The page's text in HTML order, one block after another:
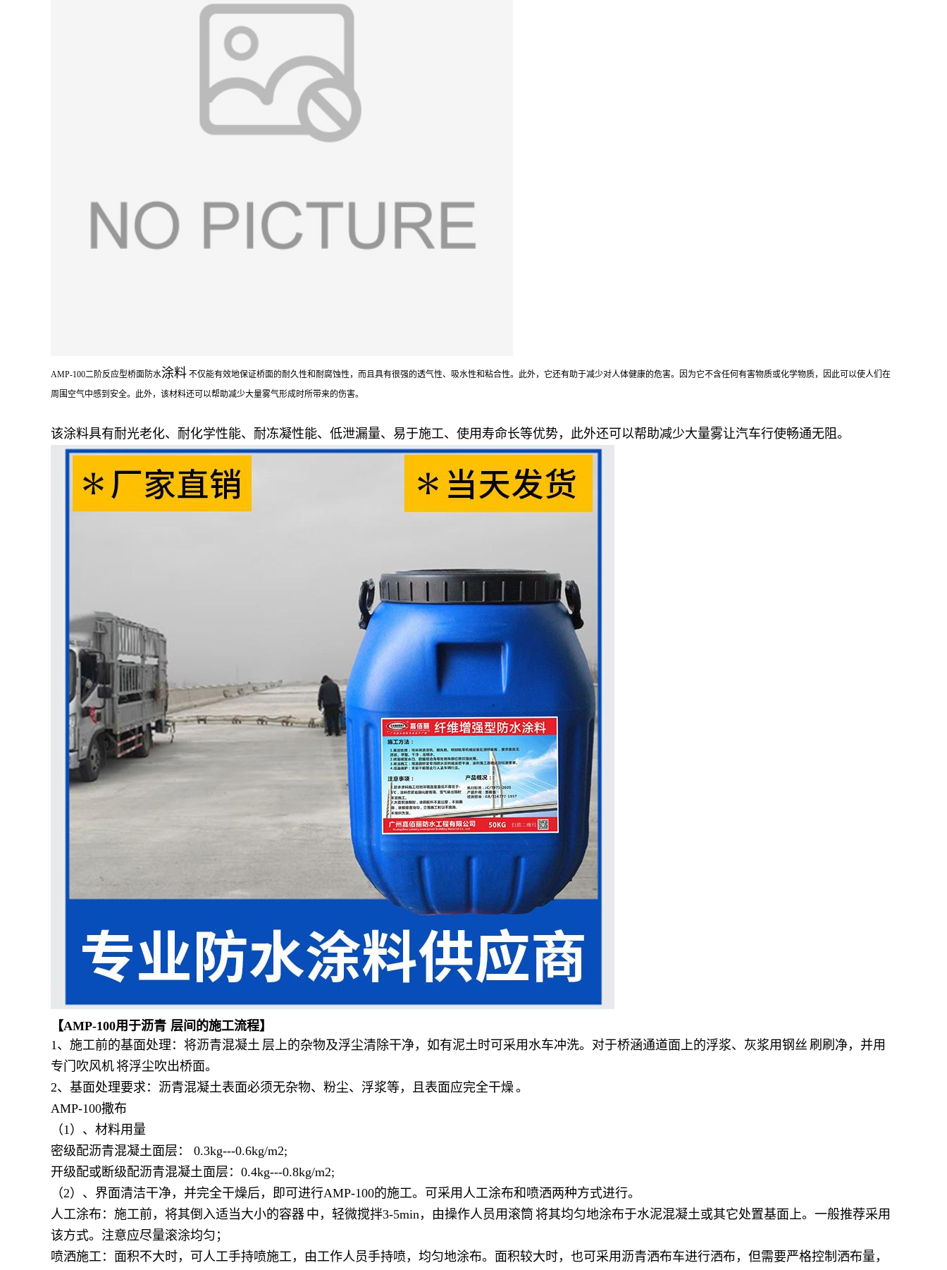
AMP-100二阶反应型桥面防水涂料 不仅能有效地保证桥面的耐久性和耐腐蚀性，而且具有很强的透气性、吸水性和粘合性。此外，它还有助于减少对人体健康的危害。因为它不含任何有害物质或化学物质，因此可以使人们在
周围空气中感到安全。此外，该材料还可以帮助减少大量雾气形成时所带来的伤害。
该涂料具有耐光老化、耐化学性能、耐冻凝性能、低泄漏量、易于施工、使用寿命长等优势，此外还可以帮助减少大量雾让汽车行使畅通无阻。
【AMP-100用于沥青 层间的施工流程】
1、施工前的基面处理：将沥青混凝土 层上的杂物及浮尘清除干净，如有泥土时可采用水车冲洗。对于桥涵通道面上的浮浆、灰浆用钢丝 刷刷净，并用
专门吹风机将浮尘吹出桥面。
2、基面处理要求：沥青混凝土表面必须无杂物、粉尘、浮浆等，且表面应完全干燥。
AMP-100撒布
（1）、材料用量
密级配沥青混凝土面层： 0.3kg---0.6kg/m2;
开级配或断级配沥青混凝土面层：0.4kg---0.8kg/m2;
（2）、界面清洁干净，并完全干燥后，即可进行AMP-100的施工。可采用人工涂布和喷洒两种方式进行。
人工涂布：施工前，将其倒入适当大小的容器 中，轻微搅拌3-5min，由操作人员用滚筒 将其均匀地涂布于水泥混凝土或其它处置基面上。一般推荐采用
该方式。注意应尽量滚涂均匀；
喷洒施工：面积不大时，可人工手持喷施工，由工作人员手持喷，均匀地涂布。面积较大时，也可采用沥青洒布车进行洒布，但需要严格控制洒布量，